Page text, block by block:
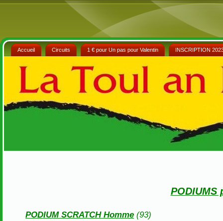
Accueil Circuits 1 € pour Un pas pour Valentin INSCRIPTION
PODIUMS
PODIUM SCRATCH Homme (93)